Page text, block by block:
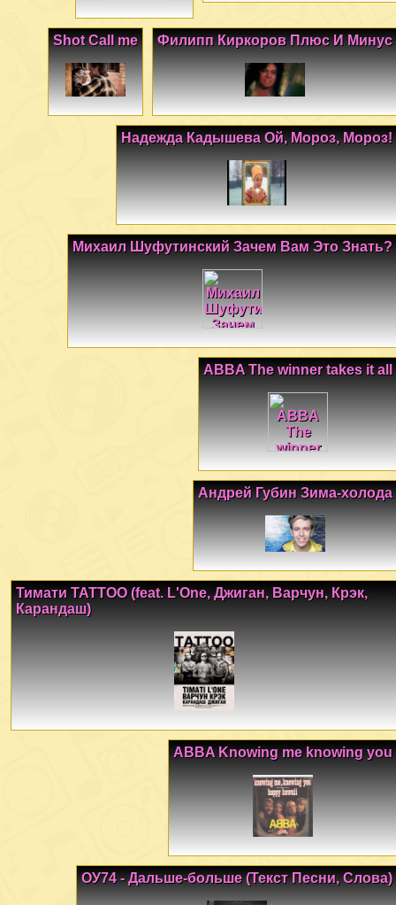
Филипп Киркоров Плюс И Минус
Shot Call me
Надежда Кадышева Ой, Мороз, Мороз!
Михаил Шуфутинский Зачем Вам Это Знать?
ABBA The winner takes it all
Андрей Губин Зима-холода
Тимати TATTOO (feat. L'One, Джиган, Варчун, Крэк,
Карандаш)
ABBA Knowing me knowing you
ОУ74 - Дальше-больше (Текст Песни, Слова)